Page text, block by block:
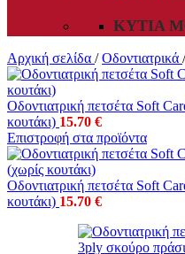
ΚΥΤΊΑ
Αρχική σελίδα / Οδοντιατρικά /
Οδοντιατρική πετσέτα Soft
κουτάκι) 15.70 €
Επιστροφή στα προϊόντα
Οδοντιατρική πετσέτα Soft
κουτάκι) 15.70 €